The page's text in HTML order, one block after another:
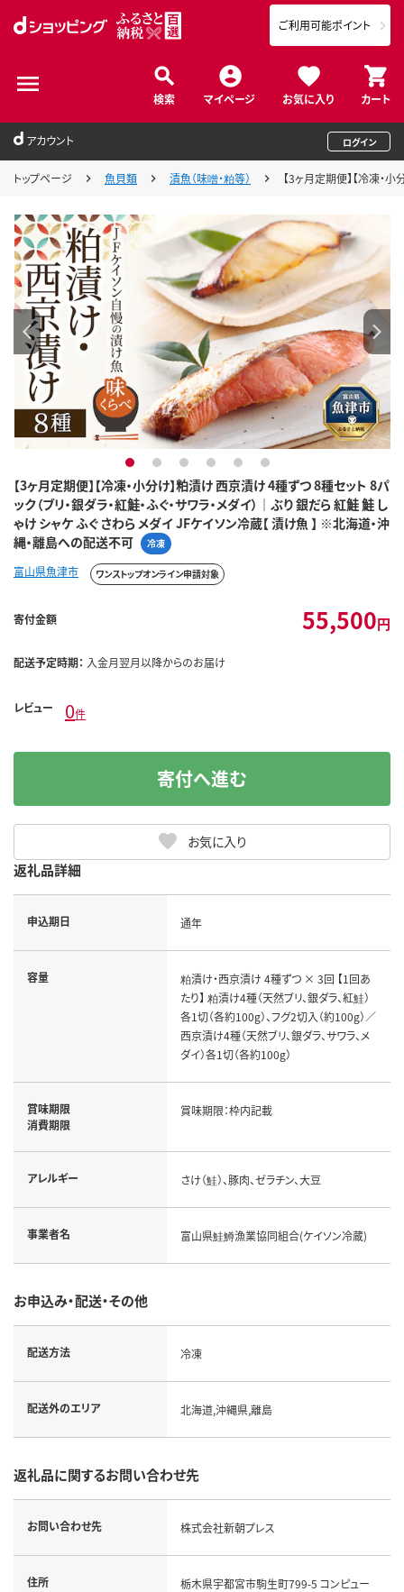
検索 マイページ お気に入り カート
ご利用可能ポイント
アカウント ログイン
トップページ 魚貝類 漬魚（味噌・粕等） 【3ヶ月定期便】【冷凍・
【3ヶ月定期便】【冷凍・小分け】粕漬け 西京漬け 4種ずつ 8種セット 8パ
ック（ブリ・銀ダラ・紅鮭・ふぐ・サワラ・メダイ）｜ぶり 銀だら 紅鮭 鮭 し
ゃけ シャケ ふぐ さわら メダイ JFケイソン冷蔵【 漬け魚 】 ※北海道・沖
縄・離島への配送不可
冷凍
1 2 3 4 5 6
富山県魚津市 ワンストップオンライン申請対象
寄付金額 55,500円
配送予定時期： 入金月翌月以降からのお届け
レビュー 0件
お気に入り
寄付へ進む
返礼品詳細
申込期日 通年
容量
粕漬け・西京漬け 4種ずつ × 3回 【1回あ
たり】 粕漬け4種（天然ブリ、銀ダラ、紅鮭）
各1切（各約100g）、フグ2切入（約100g）／
西京漬け4種（天然ブリ、銀ダラ、サワラ、メ
ダイ）各1切（各約100g）
賞味期限
消費期限
賞味期限：枠内記載
アレルギー さけ（鮭）、豚肉、ゼラチン、大豆
事業者名 富山県鮭鱒漁業協同組合(ケイソン冷蔵)
お申込み・配送・その他
配送方法 冷凍
配送外のエリア 北海道,沖縄県,離島
返礼品に関するお問い合わせ先
お問い合わせ先 株式会社新朝プレス
住所
栃木県宇都宮市駒生町799-5 コンピュー